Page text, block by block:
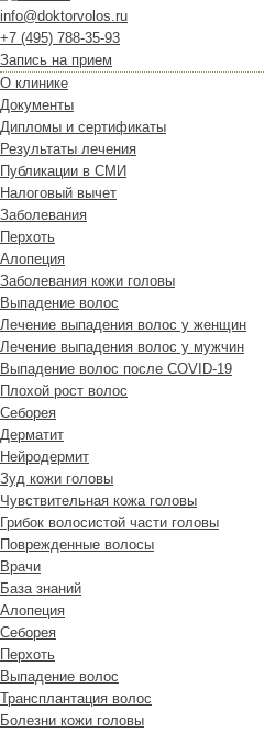
info@doktorvolos.ru
+7 (495) 788-35-93
Запись на прием
О клинике
Документы
Дипломы и сертификаты
Результаты лечения
Публикации в СМИ
Налоговый вычет
Заболевания
Перхоть
Алопеция
Заболевания кожи головы
Выпадение волос
Лечение выпадения волос у женщин
Лечение выпадения волос у мужчин
Выпадение волос после COVID-19
Плохой рост волос
Cеборея
Дерматит
Нейродермит
Зуд кожи головы
Чувствительная кожа головы
Грибок волосистой части головы
Поврежденные волосы
Врачи
База знаний
Алопеция
Себорея
Перхоть
Выпадение волос
Трансплантация волос
Болезни кожи головы